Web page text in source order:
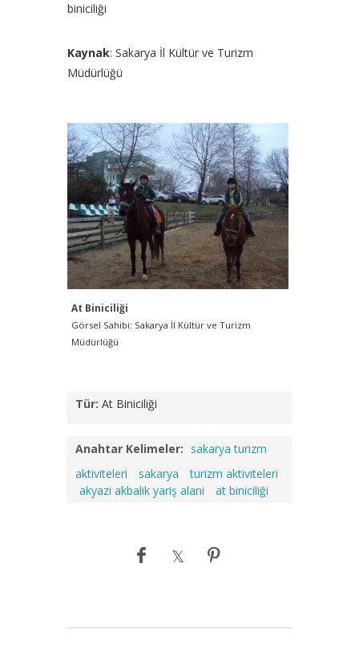
biniciliği
Kaynak: Sakarya İl Kültür ve Turizm
Müdürlüğü
At Biniciliği
Görsel Sahibi: Sakarya İl Kültür ve Turizm
Müdürlüğü
Tür: At Biniciliği
Anahtar Kelimeler: sakarya turizm
aktiviteleri
sakarya
turizm aktiviteleri
akyazi akbalik yariş alani
at biniciliği